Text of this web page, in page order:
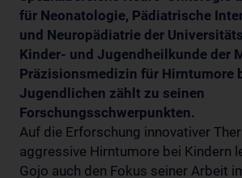
für Neonatologie, Pädiatrische
und Neuropädiatrie der
Kinder- und Jugendheilkunde der
Präzisionsmedizin für Hirntumore
Jugendlichen zählt zu seinen
Forschungsschwerpunkten.
Auf die Erforschung innovativer
aggressive Hirntumore bei Kindern
Gojo auch den Fokus seiner Arbeit